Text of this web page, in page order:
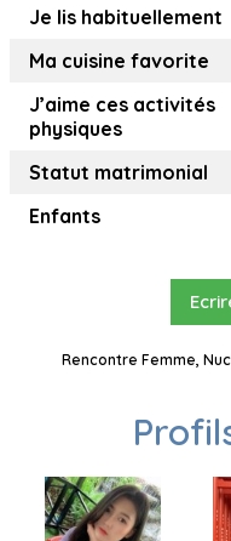
Je lis habituellement
Ma cuisine favorite
J’aime ces activités
physiques
Statut matrimonial
Enfants
Rencontre Femme,